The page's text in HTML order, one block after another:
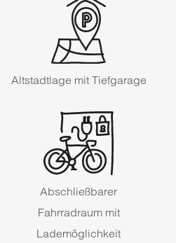
Altstadtlage mit Tiefgarage
Abschließbarer
Fahrradraum mit
Lademöglichkeit